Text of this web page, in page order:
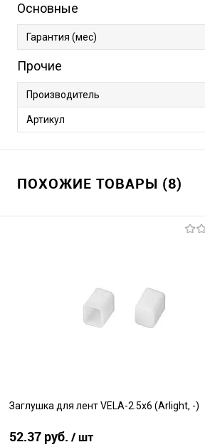
Основные
Гарантия (мес)
Прочие
Производитель
Артикул
ПОХОЖИЕ ТОВАРЫ (8)
Заглушка для лент VELA-2.5x6 (Arlight, -)
52.37 руб. / шт